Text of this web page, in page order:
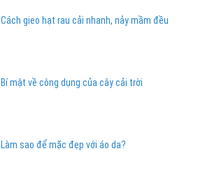
Cách gieo hạt rau cải nhanh, nảy mầm đều
Bí mật về công dụng của cây cải trời
Làm sao để mặc đẹp với áo da?